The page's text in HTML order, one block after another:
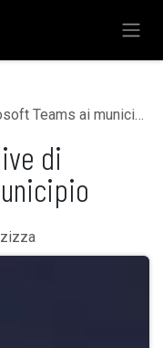
Teams ai municipio
di